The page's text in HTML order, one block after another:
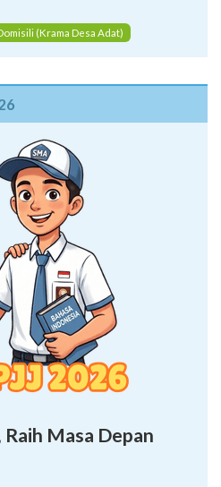
(Krama Desa Adat)
Masa Depan